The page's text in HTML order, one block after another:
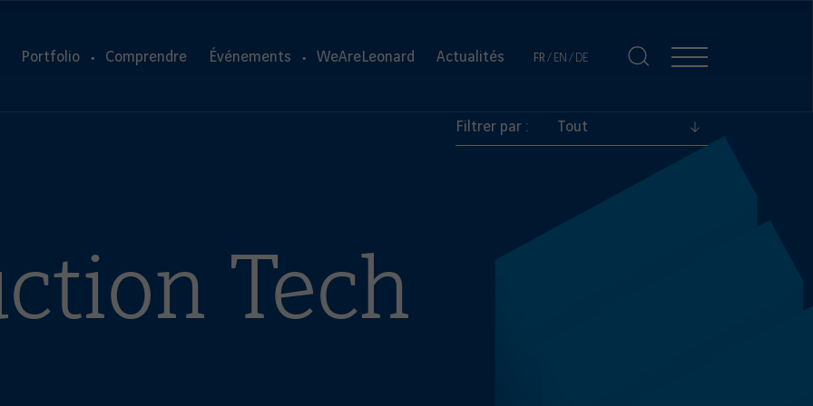
Portfolio Comprendre Événements WeAreLeonard Actualités
Choisissez
site
:
FR EN DE
Afficher
Afficher
Tech
Filtrer par :